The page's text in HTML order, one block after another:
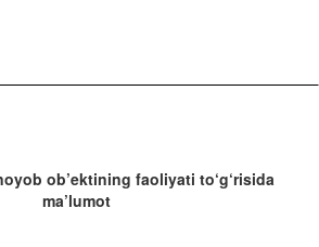
ob’ektining faoliyati to‘g‘risida
ma’lumot